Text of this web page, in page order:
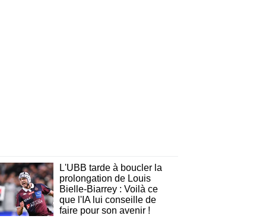
L'UBB tarde à boucler la
prolongation de Louis
Bielle-Biarrey : Voilà ce
que l'IA lui conseille de
faire pour son avenir !